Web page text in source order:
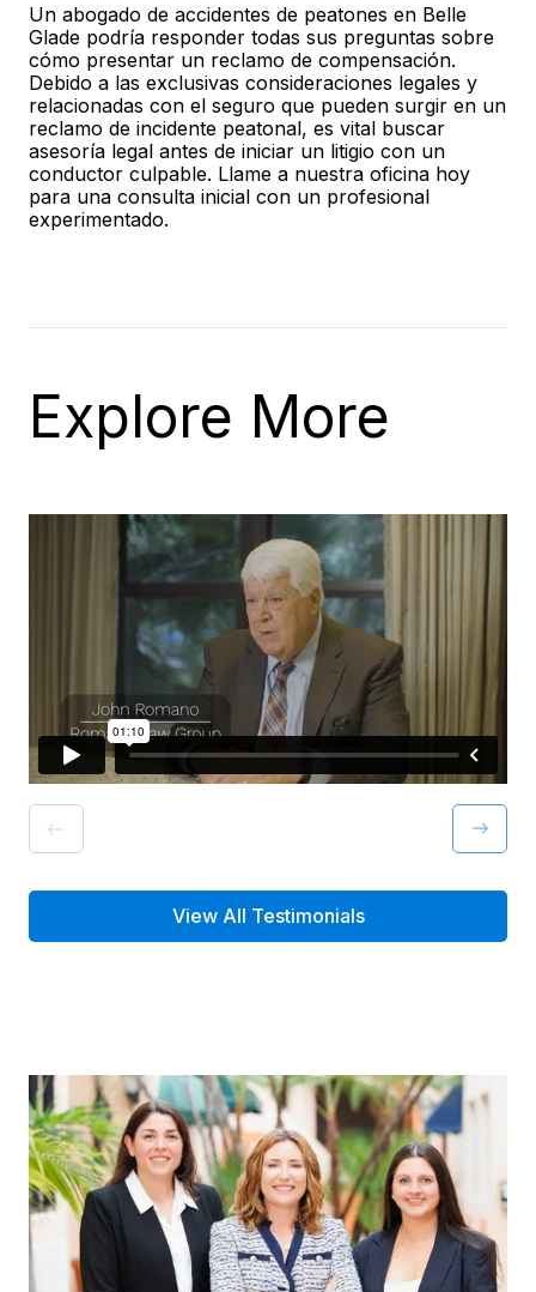
Un abogado de accidentes de peatones en Belle
Glade podría responder todas sus preguntas sobre
cómo presentar un reclamo de compensación.
Debido a las exclusivas consideraciones legales y
relacionadas con el seguro que pueden surgir en un
reclamo de incidente peatonal, es vital buscar
asesoría legal antes de iniciar un litigio con un
conductor culpable. Llame a nuestra oficina hoy
para una consulta inicial con un profesional
experimentado.
Explore More
View All Testimonials